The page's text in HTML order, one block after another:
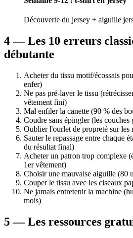
Découverte du jersey + aiguille
4 — Les 10 erreurs
débutante
Acheter du tissu motif/écossais
enfer)
Ne pas pré-laver le tissu
vêtement fini)
Mal enfiler la canette (90 % des
Coudre sans épingler (les couches
Oublier l'ourlet de propreté sur les
Sauter le repassage entre chaque
du résultat final)
Acheter un patron trop complexe
1er vêtement)
Choisir une mauvaise aiguille (80
Couper le tissu avec les ciseaux
Ne jamais entretenir la machine
mois)
5 — Les ressources